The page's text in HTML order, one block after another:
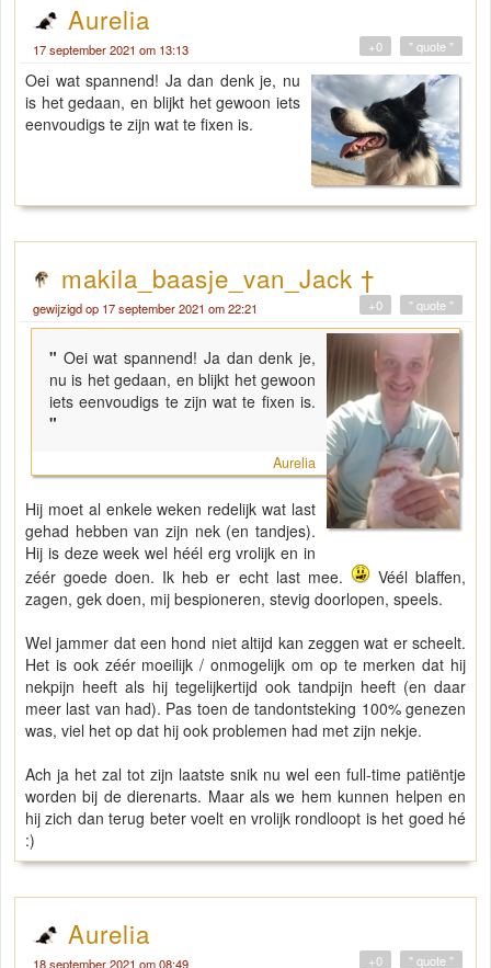
Aurelia
17 september 2021 om 13:13 " quote "
+0
Oei wat spannend! Ja dan denk je, nu
is het gedaan, en blijkt het gewoon iets
eenvoudigs te zijn wat te fixen is.
makila_baasje_van_Jack †
gewijzigd op 17 september 2021 om 22:21 " quote "
+0
" Oei wat spannend! Ja dan denk je,
nu is het gedaan, en blijkt het gewoon
iets eenvoudigs te zijn wat te fixen is.
"
Aurelia
Hij moet al enkele weken redelijk wat last
gehad hebben van zijn nek (en tandjes).
Hij is deze week wel héél erg vrolijk en in
zéér goede doen. Ik heb er echt last mee.
Véél blaffen,
zagen, gek doen, mij bespioneren, stevig doorlopen, speels.
Wel jammer dat een hond niet altijd kan zeggen wat er scheelt.
Het is ook zéér moeilijk / onmogelijk om op te merken dat hij
nekpijn heeft als hij tegelijkertijd ook tandpijn heeft (en daar
meer last van had). Pas toen de tandontsteking 100% genezen
was, viel het op dat hij ook problemen had met zijn nekje.
Ach ja het zal tot zijn laatste snik nu wel een full-time patiëntje
worden bij de dierenarts. Maar als we hem kunnen helpen en
hij zich dan terug beter voelt en vrolijk rondloopt is het goed hé
:)
Aurelia
18 september 2021 om 08:49 " quote "
+0